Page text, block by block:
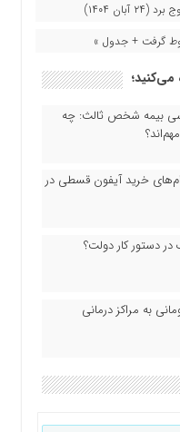
۱۴۰۴)
گرفت + جدول »
می‌کنید؛
بیمه شخص ثالث: چه
خرید آیفون قسطی در
دستور کار دولت؟
تومانی به مراکز درمانی